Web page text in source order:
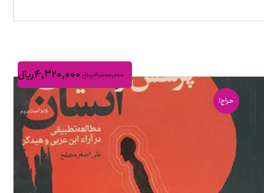
۴,۸۰۰,۰۰۰ریال ۴,۳۲۰,۰۰۰ریال
حراج!